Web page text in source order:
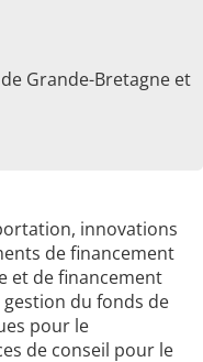
Grande-Bretagne et
innovations
de financement
et de financement
du fonds de
pour le
de conseil pour le